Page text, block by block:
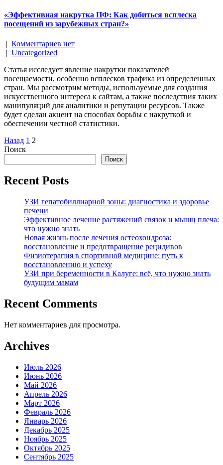
«Эффективная накрутка ПФ: Как добиться всплеска
посещений из зарубежных стран?»
| Комментариев нет
| Uncategorized
Статья исследует явление накрутки показателей
посещаемости, особенно всплесков трафика из определенных
стран. Мы рассмотрим методы, используемые для создания
искусственного интереса к сайтам, а также последствия таких
манипуляций для аналитики и репутации ресурсов. Также
будет сделан акцент на способах борьбы с накруткой и
обеспечении честной статистики.
Навигация
по
записям
Назад 1 2
Поиск
Поиск
Recent Posts
УЗИ гепатобиллиарной зоны: диагностика и здоровье
печени
Эффективное лечение растяжений связок и мышц плеча:
что нужно знать
Новая жизнь после лечения остеохондроза:
восстановление и предотвращение рецидивов
Физиотерапия в спортивной медицине: путь к
восстановлению и успеху
УЗИ при беременности в Калуге: всё, что нужно знать
будущим мамам
Recent Comments
Нет комментариев для просмотра.
Archives
Июль 2026
Июнь 2026
Май 2026
Апрель 2026
Март 2026
Февраль 2026
Январь 2026
Декабрь 2025
Ноябрь 2025
Октябрь 2025
Сентябрь 2025